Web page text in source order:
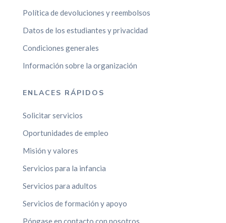
Política de devoluciones y reembolsos
Datos de los estudiantes y privacidad
Condiciones generales
Información sobre la organización
ENLACES RÁPIDOS
Solicitar servicios
Oportunidades de empleo
Misión y valores
Servicios para la infancia
Servicios para adultos
Servicios de formación y apoyo
Póngase en contacto con nosotros